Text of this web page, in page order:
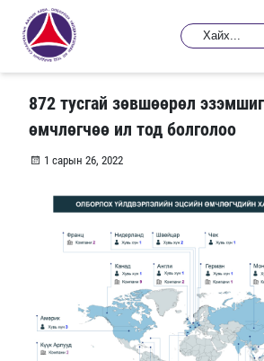
872 тусгай зөвшөөрөл
өмчлөгчөө ил тод болголоо
1 сарын 26, 2022